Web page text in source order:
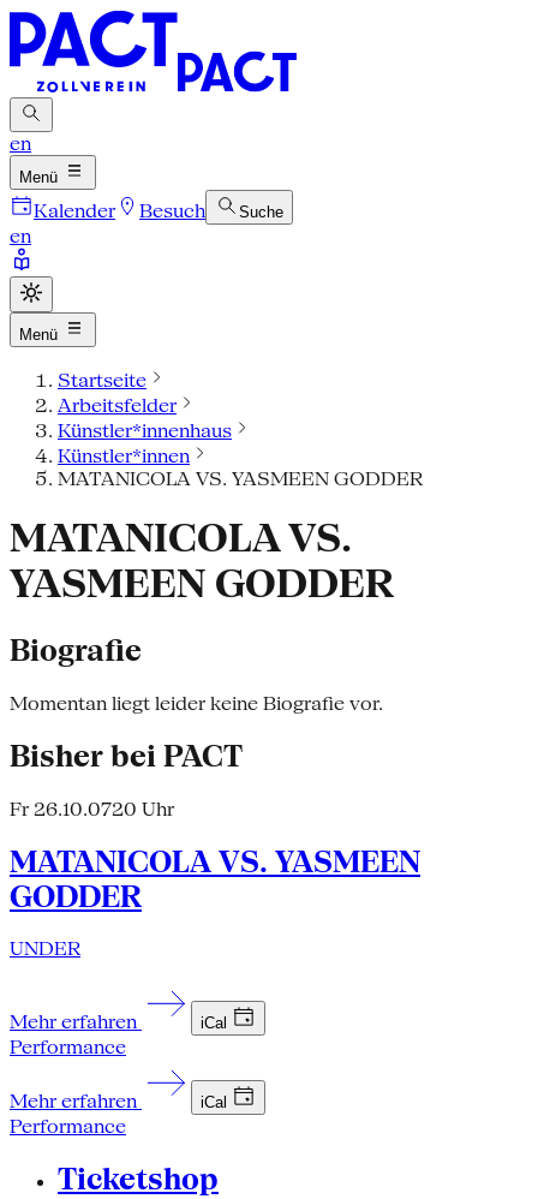
en
Menü
Kalender Besuch Suche
en
Menü
Startseite
Arbeitsfelder
Künstler*innenhaus
Künstler*innen
MATANICOLA VS. YASMEEN GODDER
MATANICOLA VS.
YASMEEN GODDER
Biografie
Momentan liegt leider keine Biografie vor.
Bisher bei PACT
Fr 26.10.0720 Uhr
MATANICOLA VS. YASMEEN
GODDER
UNDER
Mehr erfahren iCal
Performance
Mehr erfahren iCal
Performance
Ticketshop